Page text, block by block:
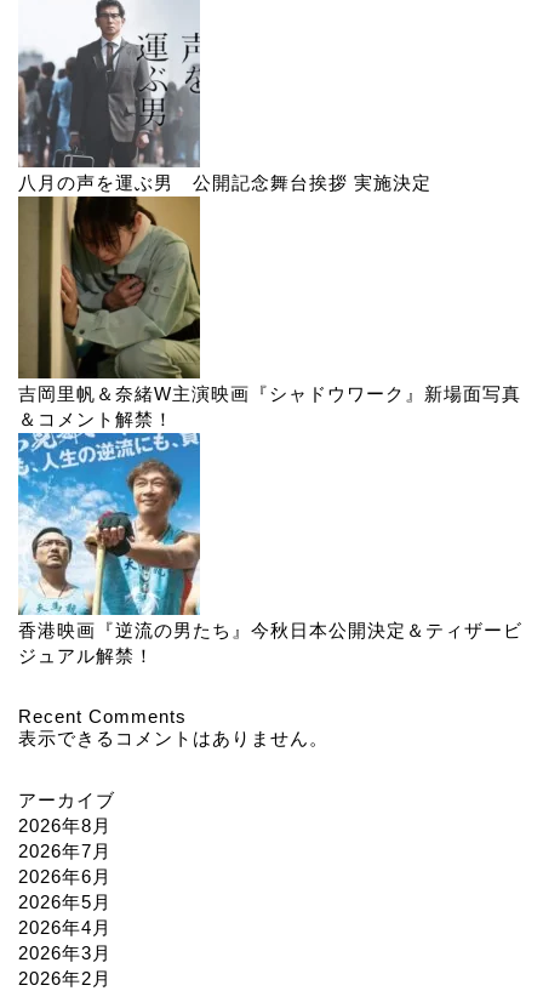
八月の声を運ぶ男 公開記念舞台挨拶 実施決定
吉岡里帆＆奈緒W主演映画『シャドウワーク』新場面写真
＆コメント解禁！
香港映画『逆流の男たち』今秋日本公開決定＆ティザービ
ジュアル解禁！
Recent Comments
表示できるコメントはありません。
アーカイブ
2026年8月
2026年7月
2026年6月
2026年5月
2026年4月
2026年3月
2026年2月